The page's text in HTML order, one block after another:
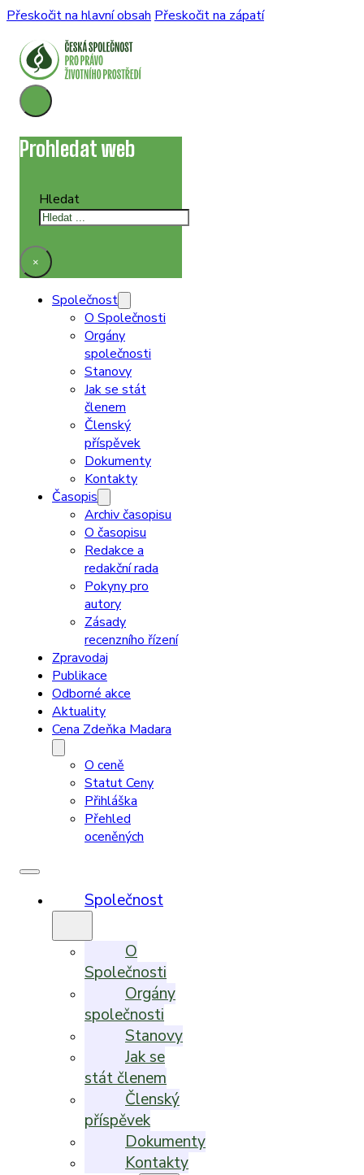
Přeskočit na hlavní obsah Přeskočit na zápatí
Prohledat web
Hledat
×
Společnost
O Společnosti
Orgány
společnosti
Stanovy
Jak se stát
členem
Členský
příspěvek
Dokumenty
Kontakty
Časopis
Archiv časopisu
O časopisu
Redakce a
redakční rada
Pokyny pro
autory
Zásady
recenzního řízení
Zpravodaj
Publikace
Odborné akce
Aktuality
Cena Zdeňka Madara
O ceně
Statut Ceny
Přihláška
Přehled
oceněných
Společnost
O
Společnosti
Orgány
společnosti
Stanovy
Jak se
stát členem
Členský
příspěvek
Dokumenty
Kontakty